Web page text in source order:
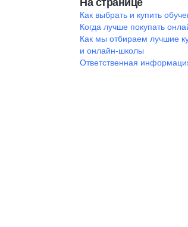
На странице
Как выбрать и купить
Когда лучше покупать
Как мы отбираем лучшие
и онлайн-школы
Ответственная